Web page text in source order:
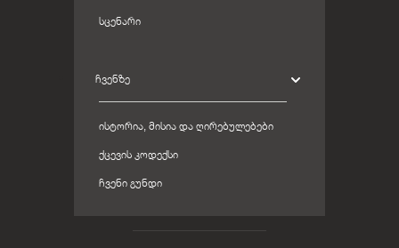
ᲡᲪᲔᲜᲐᲠᲘ
ᲩᲕᲔᲜᲖᲔ
ᲘᲡᲢᲝᲠᲘᲐ, ᲛᲘᲡᲘᲐ ᲓᲐ ᲦᲘᲠᲔᲑᲣᲚᲔᲑᲔᲑᲘ
ᲥᲪᲔᲕᲘᲡ ᲙᲝᲓᲔᲥᲡᲘ
ᲩᲕᲔᲜᲘ ᲒᲣᲜᲓᲘ